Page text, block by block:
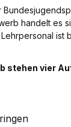
handelt es
ist
stehen vier